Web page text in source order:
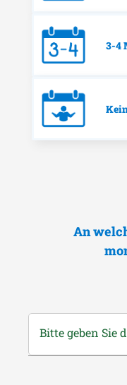
3-4
An
Bitte geben Sie